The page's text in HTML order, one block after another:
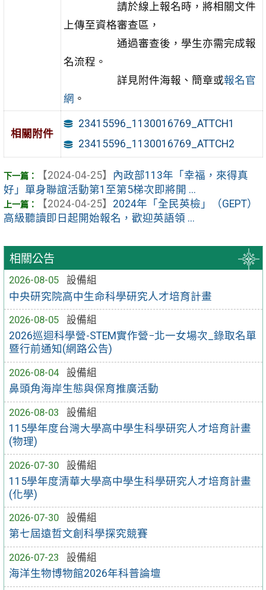
相關公告
2026-08-05
設備組
中央研究院高中生命科學研究人才培育計畫
2026-08-05
設備組
2026巡迴科學營-STEM實作營−北一女場次_錄取名單
暨行前通知(網路公告)
2026-08-04
設備組
鼻頭角海岸生態與保育推廣活動
2026-08-03
設備組
115學年度台灣大學高中學生科學研究人才培育計畫
(物理)
2026-07-30
設備組
115學年度清華大學高中學生科學研究人才培育計畫
(化學)
2026-07-30
設備組
第七屆遠哲文創科學探究競賽
2026-07-23
設備組
海洋生物博物館2026年科普論壇
請於線上報名時，將相關文件
上傳至資格審查區，
通過審查後，學生亦需完成報
名流程。
詳見附件海報、簡章或報名官
網 。
相關附件
23415596_1130016769_ATTCH1
23415596_1130016769_ATTCH2
【2024-04-25】
內政部113年「幸福，來得真
好」單身聯誼活動第1至第5梯次即將開 ...
【2024-04-25】 2024年「全民英檢」（GEPT）
高級聽讀即日起開始報名，歡迎英語領 ...